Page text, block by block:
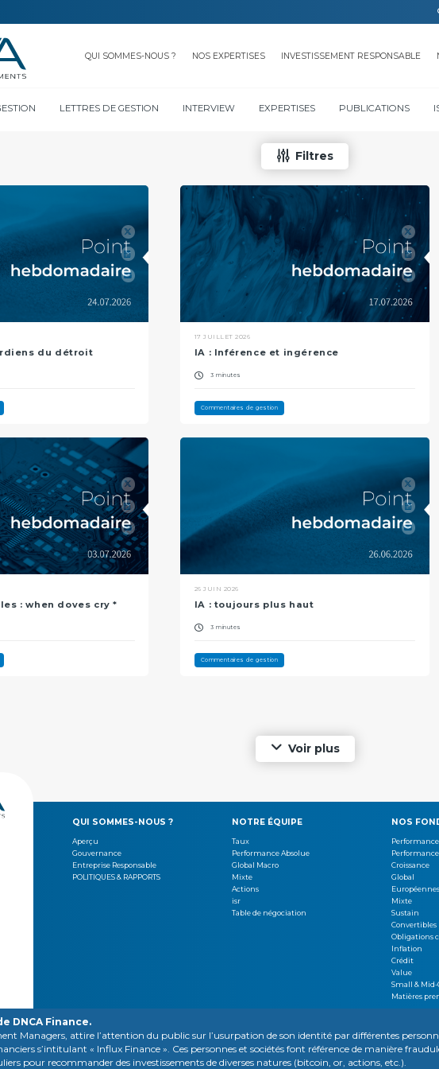
QUI SOMMES-NOUS ? NOS EXPERTISES INVESTISSEMENT RESPONSABLE
LETTRES DE GESTION INTERVIEW EXPERTISES PUBLICATIONS
DNCA Finance.
Managers, attire l’attention du public sur l’usurpation de son identité par différentes
s’intitulant « Influx Finance ». Ces personnes et sociétés font référence de manière
pour recommander des investissements de diverses natures (bitcoin, or, actions, etc.).
Filtres
du détroit
17 JUILLET 2026
IA : Inférence et ingérence
3 minutes
Commentaires de gestion
: when doves cry *
26 JUIN 2026
IA : toujours plus haut
3 minutes
Commentaires de gestion
Voir plus
QUI SOMMES-NOUS ?
Aperçu
Gouvernance
Entreprise Responsable
POLITIQUES & RAPPORTS
NOTRE ÉQUIPE
Taux
Performance Absolue
Global Macro
Mixte
Actions
isr
Table de négociation
NOS
Croissance
Global
Mixte
Sustain
Convertibles
Obligations
Inflation
Crédit
Value
Small & Mid-
Matières
Conçu par DNCA Finance | Réalisé par Silk